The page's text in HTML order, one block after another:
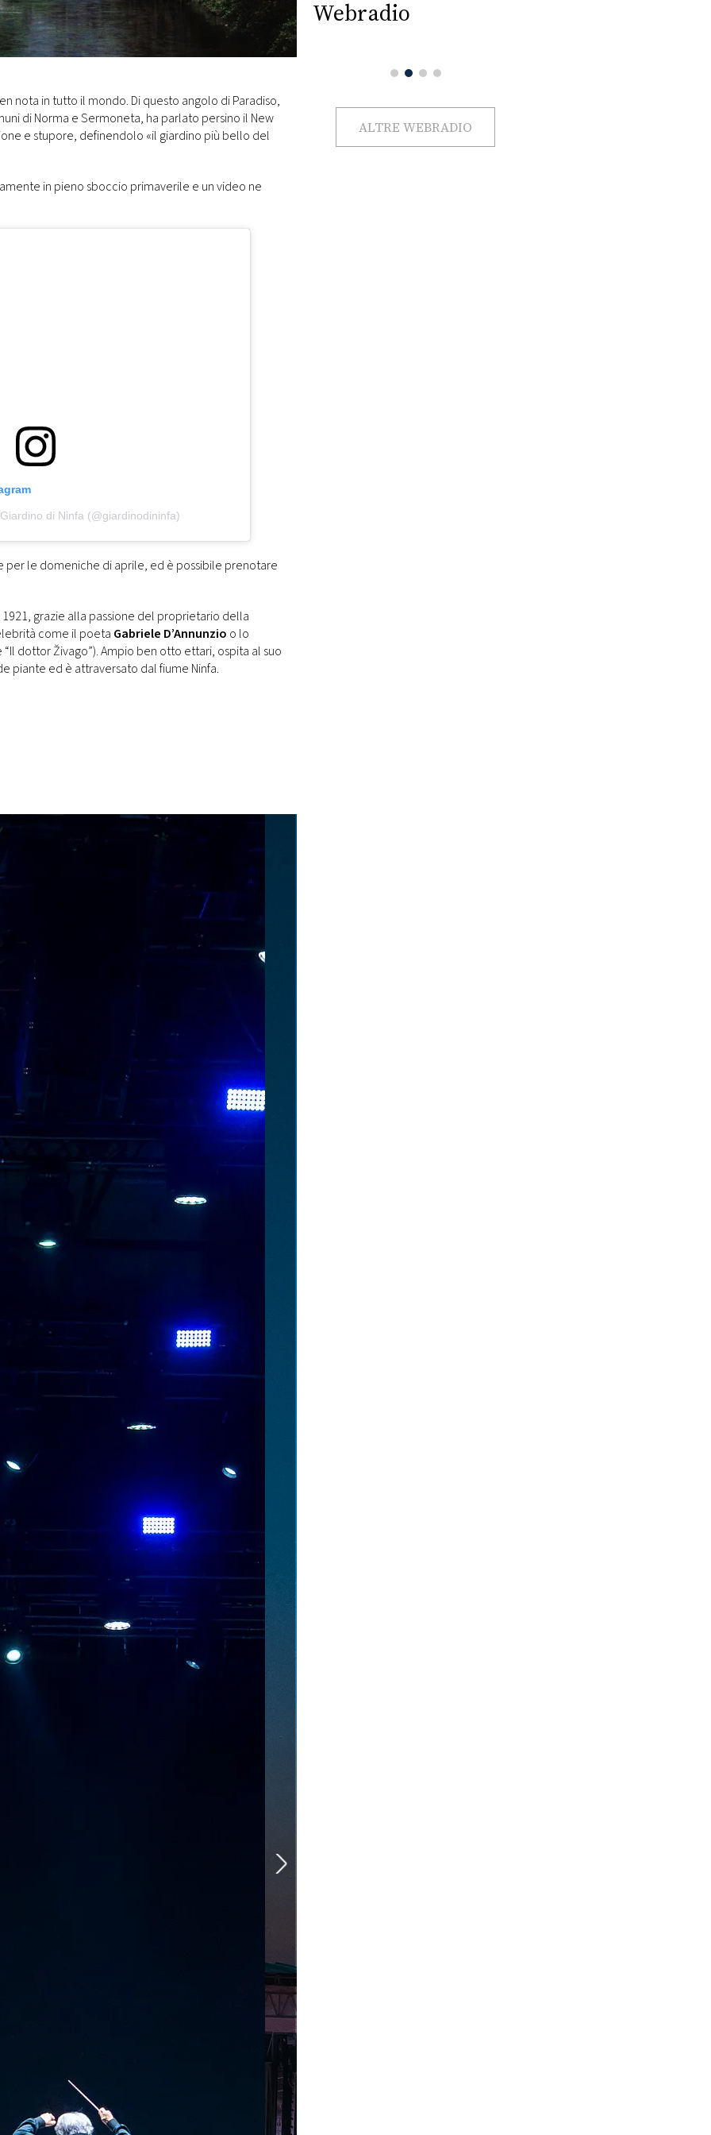
nota in tutto il mondo. Di questo angolo di Paradiso,
di Norma e Sermoneta, ha parlato persino il New
e stupore, definendolo «il giardino più bello del
in pieno sboccio primaverile e un video ne
di Ninfa (@giardinodininfa)
per le domeniche di aprile, ed è possibile prenotare
grazie alla passione del proprietario della
come il poeta Gabriele D’Annunzio o lo
dottor Živago”). Ampio ben otto ettari, ospita al suo
piante ed è attraversato dal fiume Ninfa.
Webradio
ALTRE WEBRADIO